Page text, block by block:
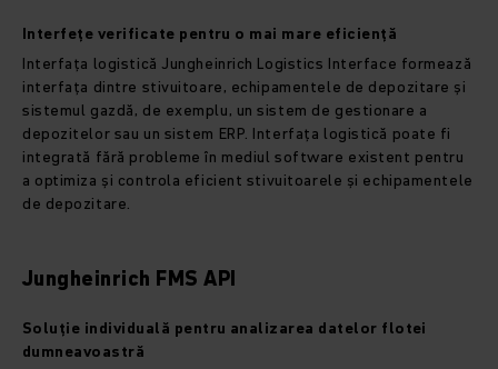
Interfețe verificate pentru o mai mare eficiență
Interfața logistică Jungheinrich Logistics Interface formează
interfața dintre stivuitoare, echipamentele de depozitare și
sistemul gazdă, de exemplu, un sistem de gestionare a
depozitelor sau un sistem ERP. Interfața logistică poate fi
integrată fără probleme în mediul software existent pentru
a optimiza și controla eficient stivuitoarele și echipamentele
de depozitare.
Jungheinrich FMS API
Soluție individuală pentru analizarea datelor flotei
dumneavoastră